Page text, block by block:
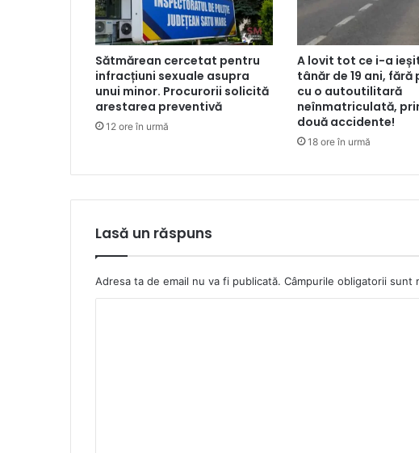
Sătmărean cercetat pentru
infracțiuni sexuale asupra
unui minor. Procurorii solicită
arestarea preventivă
12 ore în urmă
A lovit tot ce i-a
tânăr de 19 ani, fără
cu o autoutilitară
neînmatriculată,
două accidente!
18 ore în urmă
Lasă un răspuns
Adresa ta de email nu va fi publicată. Câmpurile obligatorii sunt